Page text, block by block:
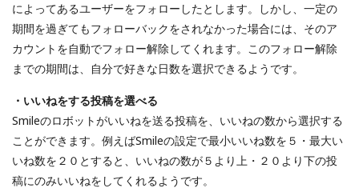
によってあるユーザーをフォローしたとします。しかし、一定の
期間を過ぎてもフォローバックをされなかった場合には、そのア
カウントを自動でフォロー解除してくれます。このフォロー解除
までの期間は、自分で好きな日数を選択できるようです。
・いいねをする投稿を選べる
Smileのロボットがいいねを送る投稿を、いいねの数から選択する
ことができます。例えばSmileの設定で最小いいね数を５・最大い
いね数を２０とすると、いいねの数が５より上・２０より下の投
稿にのみいいねをしてくれるようです。